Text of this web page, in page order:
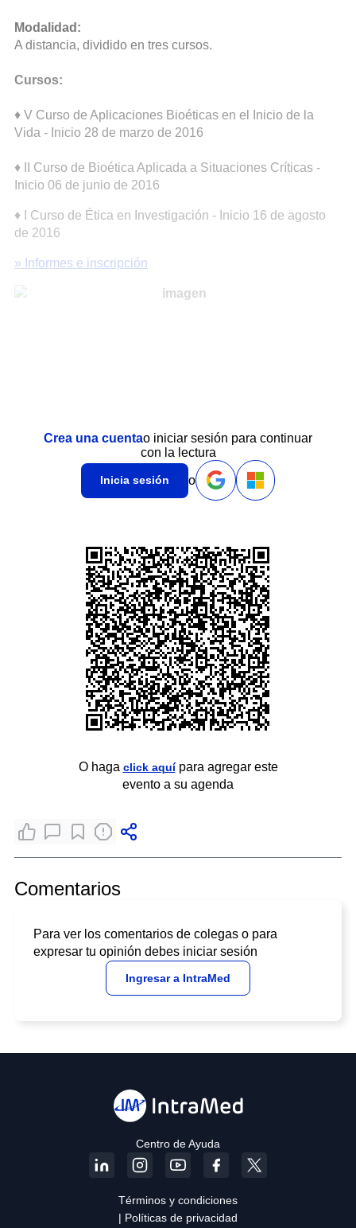
Modalidad:
A distancia, dividido en tres cursos.
Cursos:
♦ V Curso de Aplicaciones Bioéticas en el Inicio de la
Vida - Inicio 28 de marzo de 2016
♦ II Curso de Bioética Aplicada a Situaciones Críticas -
Inicio 06 de junio de 2016
♦ I Curso de Ética en Investigación - Inicio 16 de agosto
de 2016
» Informes e inscripción
Crea una cuentao iniciar sesión para continuar
con la lectura
Inicia sesión o
O haga click aquípara agregar este
evento a su agenda
Comentarios
Para ver los comentarios de colegas o para
expresar tu opinión debes iniciar sesión
Ingresar a IntraMed
Centro de Ayuda
Términos y condiciones
| Políticas de privacidad